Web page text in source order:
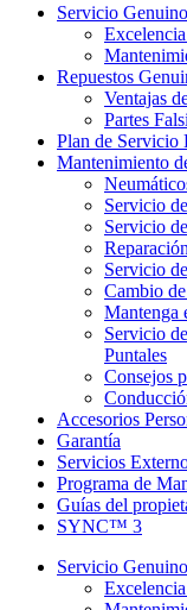
Servicio Genuino
Repuestos
Ventajas
Partes
Plan de Servicio
Mantenimiento
Servicio
Servicio
Servicio
Cambio
Mantenga
Servicio
Puntales
Consejos
Accesorios
Garantía
Servicios
Programa de
Guías del
SYNC™ 3
Servicio Genuino